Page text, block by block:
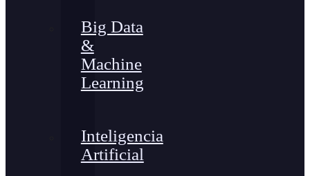
Big Data
&
Machine
Learning
Inteligencia
Artificial